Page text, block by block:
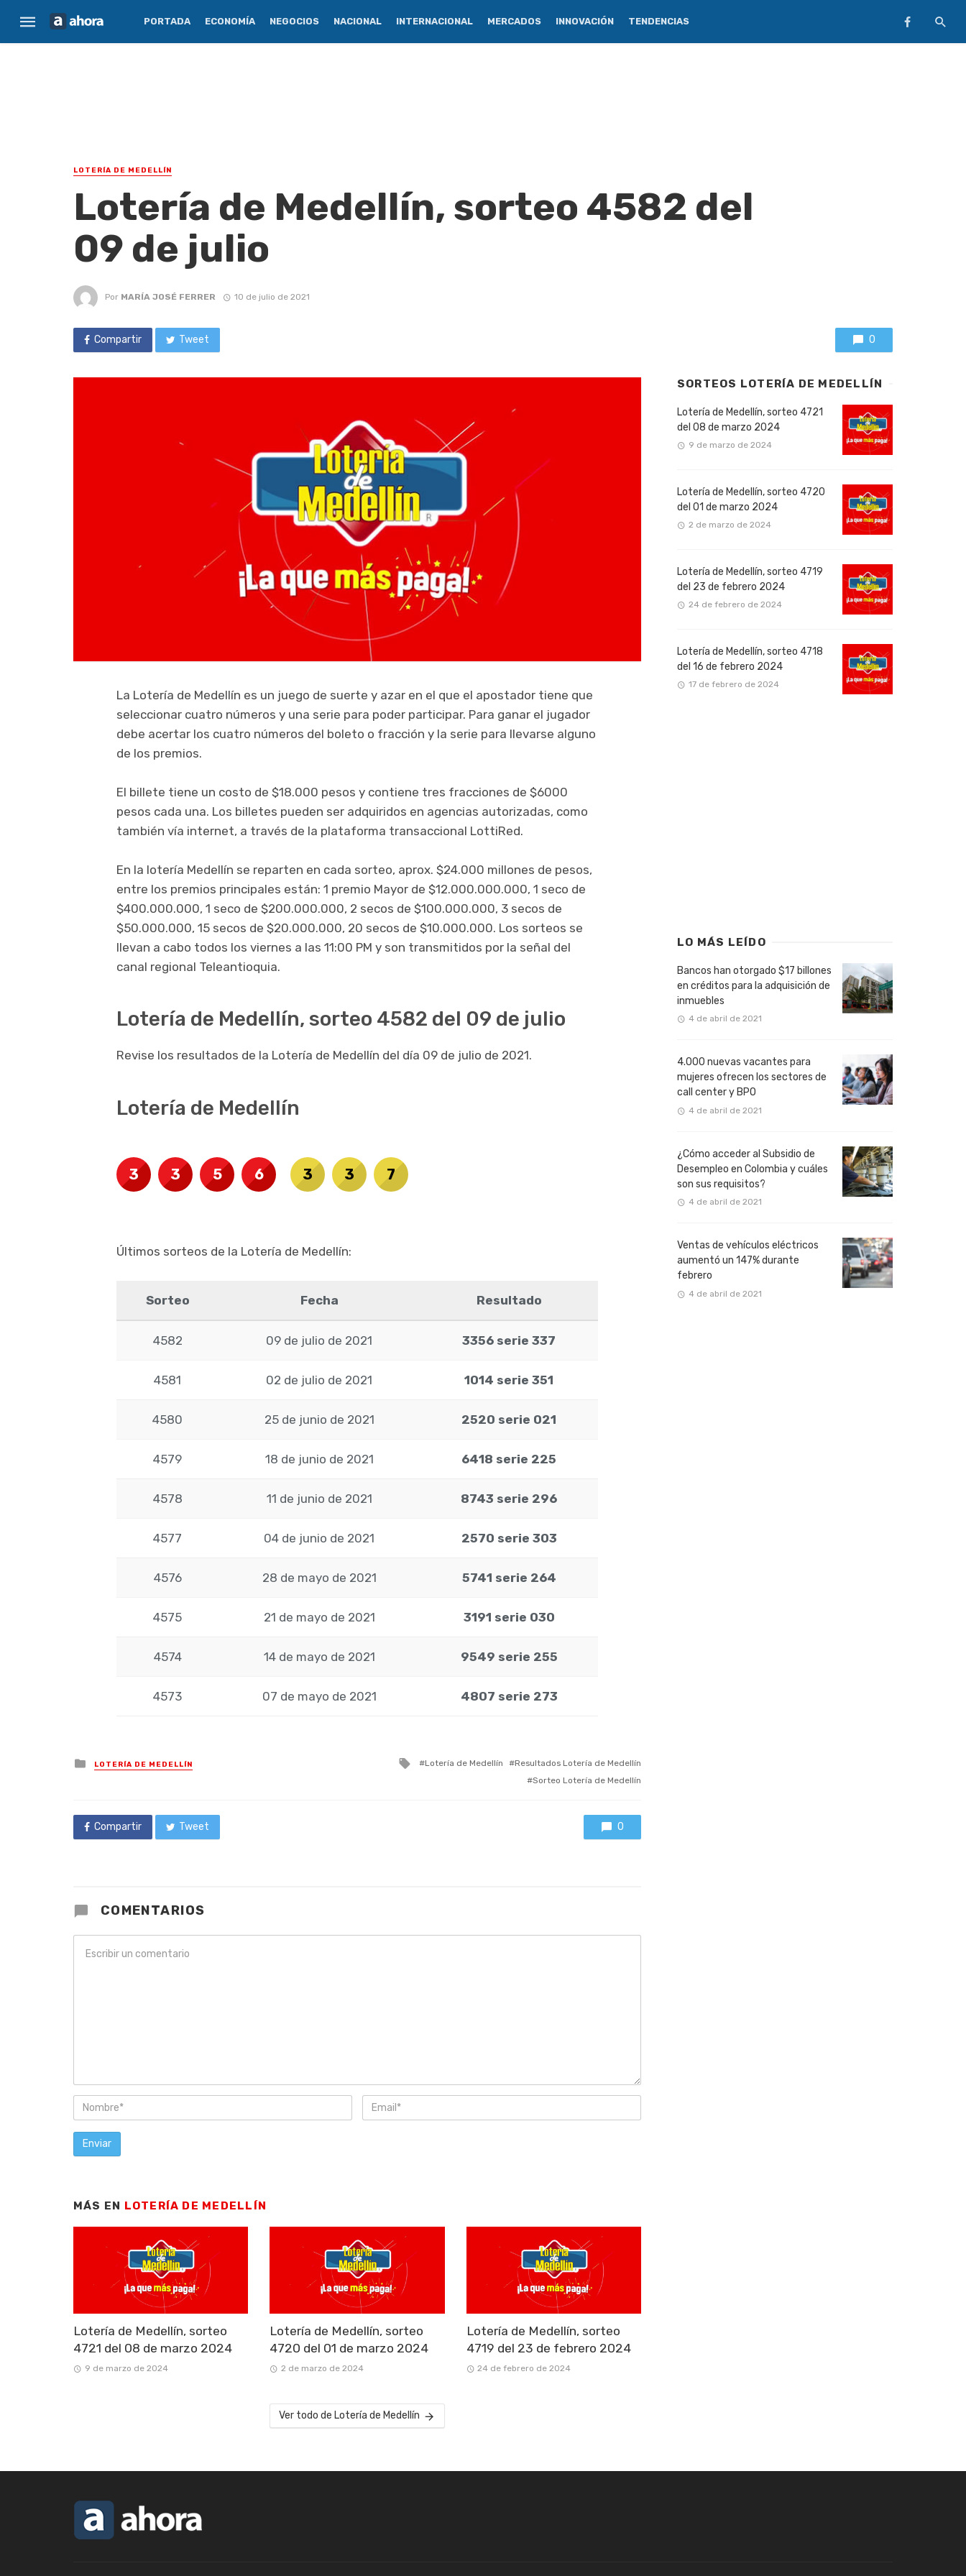
PORTADA ECONOMÍA NEGOCIOS NACIONAL INTERNACIONAL MERCADOS INNOVACIÓN TENDENCIAS
LOTERÍA DE MEDELLÍN
Lotería de Medellín, sorteo 4582 del
09 de julio
Por MARÍA JOSÉ FERRER 10 de julio de 2021
Compartir Tweet 0
La Lotería de Medellín es un juego de suerte y azar en el que el apostador tiene que
seleccionar cuatro números y una serie para poder participar. Para ganar el jugador
debe acertar los cuatro números del boleto o fracción y la serie para llevarse alguno
de los premios.
El billete tiene un costo de $18.000 pesos y contiene tres fracciones de $6000
pesos cada una. Los billetes pueden ser adquiridos en agencias autorizadas, como
también vía internet, a través de la plataforma transaccional LottiRed.
En la lotería Medellín se reparten en cada sorteo, aprox. $24.000 millones de pesos,
entre los premios principales están: 1 premio Mayor de $12.000.000.000, 1 seco de
$400.000.000, 1 seco de $200.000.000, 2 secos de $100.000.000, 3 secos de
$50.000.000, 15 secos de $20.000.000, 20 secos de $10.000.000. Los sorteos se
llevan a cabo todos los viernes a las 11:00 PM y son transmitidos por la señal del
canal regional Teleantioquia.
Lotería de Medellín, sorteo 4582 del 09 de julio
Revise los resultados de la Lotería de Medellín del día 09 de julio de 2021.
Lotería de Medellín
3 3 5 6 3 3 7
Últimos sorteos de la Lotería de Medellín:
Sorteo Fecha Resultado
4582 09 de julio de 2021 3356 serie 337
4581 02 de julio de 2021 1014 serie 351
4580 25 de junio de 2021 2520 serie 021
4579 18 de junio de 2021 6418 serie 225
4578 11 de junio de 2021 8743 serie 296
4577 04 de junio de 2021 2570 serie 303
4576 28 de mayo de 2021 5741 serie 264
4575 21 de mayo de 2021 3191 serie 030
4574 14 de mayo de 2021 9549 serie 255
4573 07 de mayo de 2021 4807 serie 273
Posted
in
LOTERÍA DE MEDELLÍN
Tagged
Lotería de Medellín
Resultados Lotería de Medellín
Sorteo Lotería de Medellín
Compartir Tweet 0
COMENTARIOS
MÁS EN LOTERÍA DE MEDELLÍN
Lotería de Medellín, sorteo
4721 del 08 de marzo 2024
9 de marzo de 2024
Lotería de Medellín, sorteo
4720 del 01 de marzo 2024
2 de marzo de 2024
Lotería de Medellín, sorteo
4719 del 23 de febrero 2024
24 de febrero de 2024
Ver todo de Lotería de Medellín
SORTEOS LOTERÍA DE MEDELLÍN
Lotería de Medellín, sorteo 4721
del 08 de marzo 2024
9 de marzo de 2024
Lotería de Medellín, sorteo 4720
del 01 de marzo 2024
2 de marzo de 2024
Lotería de Medellín, sorteo 4719
del 23 de febrero 2024
24 de febrero de 2024
Lotería de Medellín, sorteo 4718
del 16 de febrero 2024
17 de febrero de 2024
LO MÁS LEÍDO
Bancos han otorgado $17 billones
en créditos para la adquisición de
inmuebles
4 de abril de 2021
4.000 nuevas vacantes para
mujeres ofrecen los sectores de
call center y BPO
4 de abril de 2021
¿Cómo acceder al Subsidio de
Desempleo en Colombia y cuáles
son sus requisitos?
4 de abril de 2021
Ventas de vehículos eléctricos
aumentó un 147% durante
febrero
4 de abril de 2021